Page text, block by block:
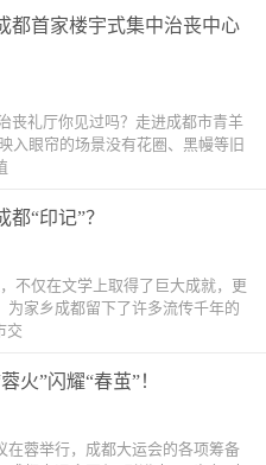
首家楼宇式集中治丧中心
丧礼厅你见过吗？走进成都市青羊
入眼帘的场景没有花圈、黑幔等旧
“印记”？
不仅在文学上取得了巨大成就，更
为家乡成都留下了许多流传千年的
交
火”闪耀“春茧”！
在蓉举行，成都大运会的各项筹备